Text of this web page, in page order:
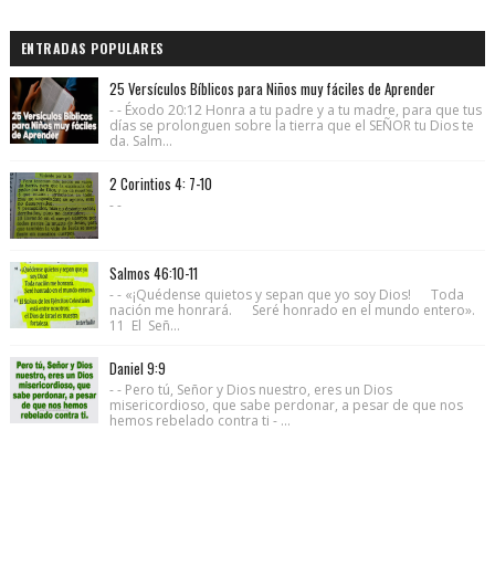
ENTRADAS POPULARES
25 Versículos Bíblicos para Niños muy fáciles de Aprender
- - Éxodo 20:12 Honra a tu padre y a tu madre, para que tus
días se prolonguen sobre la tierra que el SEÑOR tu Dios te
da. Salm...
2 Corintios 4: 7-10
- -
Salmos 46:10-11
- - «¡Quédense quietos y sepan que yo soy Dios! Toda
nación me honrará. Seré honrado en el mundo entero».
11 El Señ...
Daniel 9:9
- - Pero tú, Señor y Dios nuestro, eres un Dios
misericordioso, que sabe perdonar, a pesar de que nos
hemos rebelado contra ti - ...